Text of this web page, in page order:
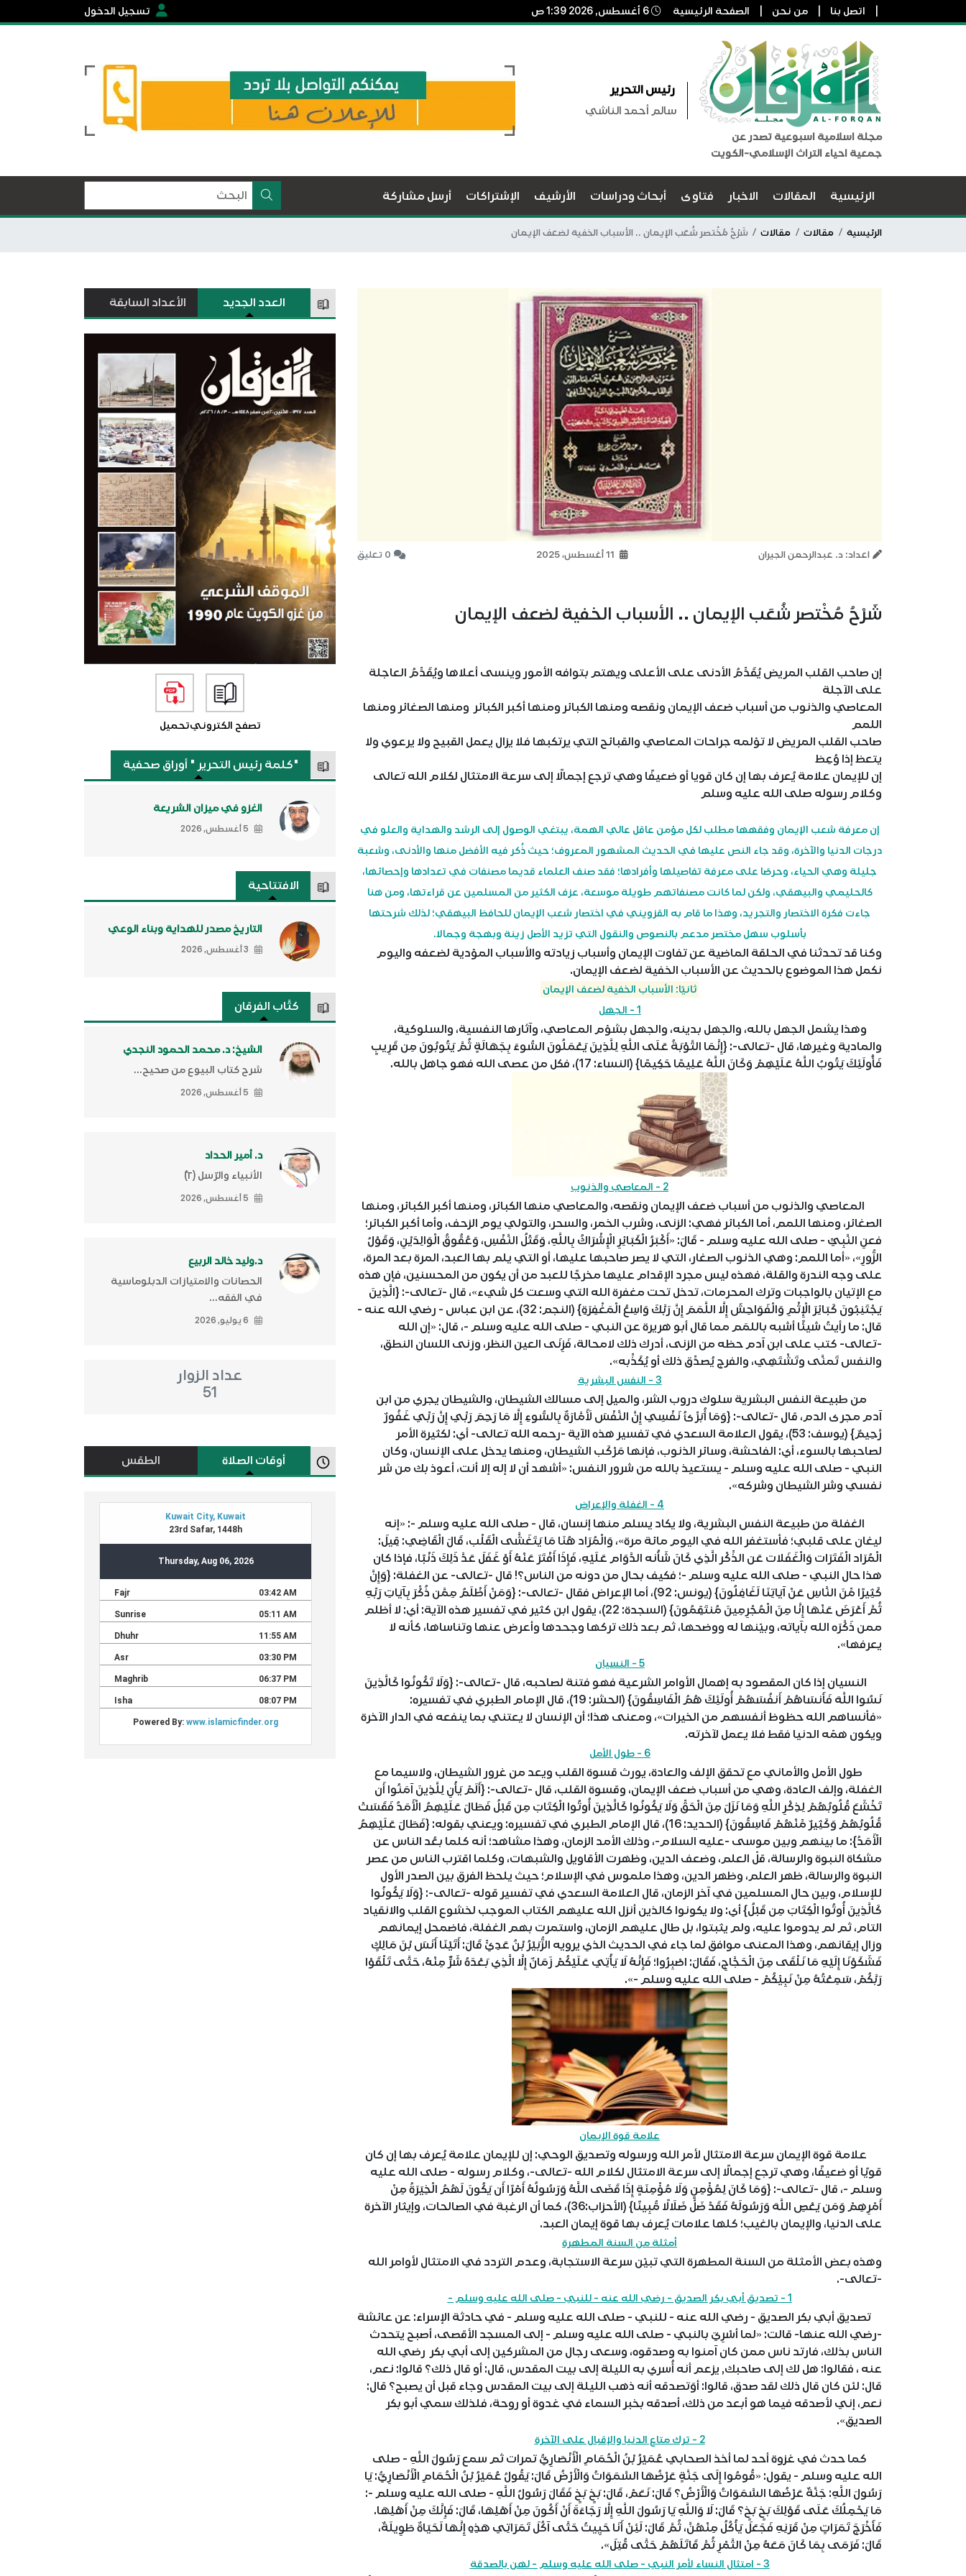
اتصل بنا من نحن الصفحة الرئيسية تسجيل الدخول
مجلة اسلامية اسبوعية تصدر عن
جمعية احياء التراث الإسلامي-الكويت
رئيس التحرير
سالم أحمد الناشي
الرئيسية المقالات الاخبار فتاوى أبحاث ودراسات الأرشيف الإشتراكات أرسل مشاركة
الرئيسية مقالات مقالات شَرْحُ مُخْتصر شُعَب الإيمان .. الأسباب الخفية لضعف الإيمان
اعداد: د. عبدالرحمن الجيران 0 تعليق
شَرْحُ مُخْتصر شُعَب الإيمان .. الأسباب الخفية لضعف الإيمان
إن صاحب القلب المريض يُقَدِّمُ الأدنى على الأعلى ويهتم بتوافه الأمور وينسى أعلاها ويُقَدِّمُ العاجلة
على الآجلة
المعاصي والذنوب من أسباب ضعف الإيمان ونقصه ومنها الكبائر ومنها أكبر الكبائر ومنها الصغائر ومنها
اللمم
صاحب القلب المريض لا تؤلمه جراحات المعاصي والقبائح التي يرتكبها فلا يزال يعمل القبيح ولا يرعوي ولا
يتعظ إذا وُعِظ
إن للإيمان علامة يُعرف بها إن كان قويا أو ضعيفًا وهي ترجع إجمالًا إلى سرعة الامتثال لكلام الله تعالى
وكلام رسوله صلى الله عليه وسلم
إن معرفة شعب الإيمان وفقهها مطلب لكل مؤمن عاقل عالي الهمة، يبتغي الوصول إلى الرشد والهداية والعلو في
درجات الدنيا والآخرة، وقد جاء النص عليها في الحديث المشهور المعروف؛ حيث ذُكر فيه الأفضل منها والأدنى، وشعبة
جليلة وهي الحياء، وحرصًا على معرفة تفاصيلها وأفرادها؛ فقد صنف العلماء قديما مصنفات في تعدادها وإحصائها،
كالحليمي والبيهقي، ولكن لما كانت مصنفاتهم طويلة موسعة، عزف الكثير من المسلمين عن قراءتها، ومن هنا
جاءت فكرة الاختصار والتجريد، وهذا ما قام به القزويني في اختصار شعب الإيمان للحافظ البيهقي؛ لذلك شرحتها
بأسلوب سهل مختصر مدعم بالنصوص والنقول التي تزيد الأصل زينة وبهجة وجمالا.
وكنا قد تحدثنا في الحلقة الماضية عن تفاوت الإيمان وأسباب زيادته والأسباب المؤدية لضعفه واليوم
نكمل هذا الموضوع بالحديث عن الأسباب الخفية لضعف الإيمان.
ثانيًا: الأسباب الخفية لضعف الإيمان
1 - الجهل
وهذا يشمل الجهل بالله، والجهل بدينه، والجهل بشؤم المعاصي، وآثارها النفسية، والسلوكية،
والمادية وغيرها، قال -تعالى-: {إِنَّمَا التَّوْبَةُ عَلَى اللَّهِ لِلَّذِينَ يَعْمَلُونَ السُّوءَ بِجَهَالَةٍ ثُمَّ يَتُوبُونَ مِن قَرِيبٍ
فَأُولَئِكَ يَتُوبُ اللَّهُ عَلَيْهِمْ وَكَانَ اللَّهُ عَلِيمًا حَكِيمًا} (النساء: 17)، فكل من عصى الله فهو جاهل بالله.
2 - المعاصي والذنوب
المعاصي والذنوب من أسباب ضعف الإيمان ونقصه، والمعاصي منها الكبائر، ومنها أكبر الكبائر، ومنها
الصغائر، ومنها اللمم، أما الكبائر فهي: الزنى، وشرب الخمر، والسحر، والتولي يوم الزحف، وأما أكبر الكبائر؛
فعنِ النَّبِيِّ - صلى الله عليه وسلم - قَالَ: «أَكْبَرُ الْكَبَائِرِ الْإِشْرَاكُ بِاللَّهِ، وَقَتْلُ النَّفْسِ، وَعُقُوقُ الْوَالِدَيْنِ، وَقَوْلُ
الزُّورِ»، «أما اللمم: وهي الذنوب الصغار، التي لا يصر صاحبها عليها، أو التي يلم بها العبد، المرة بعد المرة،
على وجه الندرة والقلة، فهذه ليس مجرد الإقدام عليها مخرجًا للعبد من أن يكون من المحسنين، فإن هذه
مع الإتيان بالواجبات وترك المحرمات، تدخل تحت مغفرة الله التي وسعت كل شيء»، قال -تعالى-: {الَّذِينَ
يَجْتَنِبُونَ كَبَائِرَ الْإِثْمِ وَالْفَوَاحِشَ إِلَّا اللَّمَمَ إِنَّ رَبَّكَ وَاسِعُ الْمَغْفِرَةِ} (النجم: 32)، عن ابن عباس - رضي الله عنه -
قال: ما رأيتُ شيئًا أشبه باللمَم مما قال أبو هريرة عن النبي - صلى الله عليه وسلم -، قال: «إن الله
-تعالى- كتب على ابن آدم حظه من الزنى، أدرك ذلك لامحالة، فَزِنَى العين النظر، وزنى اللسان النطق،
والنفس تَمنَّى وتَشْتَهِي، والفرج يُصدِّق ذلك أو يُكَذِّبه».
3 - النفس البشرية
من طبيعة النفس البشرية سلوك دروب الشر، والميل إلى مسالك الشيطان، والشيطان يجري من ابن
آدم مجرى الدم، قال -تعالى-: {وَمَا أُبَرِّئُ نَفْسِي إِنَّ النَّفْسَ لَأَمَّارَةٌ بِالسُّوءِ إِلَّا مَا رَحِمَ رَبِّي إِنَّ رَبِّي غَفُورٌ
رَّحِيمٌ} (يوسف: 53)، يقول العلامة السعدي في تفسير هذه الآية -رحمه الله تعالى- أي: لكثيرة الأمر
لصاحبها بالسوء، أي: الفاحشة، وسائر الذنوب، فإنها مَرْكَب الشيطان، ومنها يدخل على الإنسان، وكان
النبي - صلى الله عليه وسلم - يستعيذ بالله من شرور النفس: «أشهد أن لا إله إلا أنت، أعوذ بك من شر
نفسي وشر الشيطان وشركه».
4 - الغفلة والإعراض
الغفلة من طبيعة النفس البشرية، ولا يكاد يسلم منها إنسان، قال - صلى الله عليه وسلم -: «إنه
ليغان على قلبي؛ فأستغفر الله في اليوم مائة مرة»، وَالْمُرَاد هُنَا مَا يَتَغَشَّى الْقَلْب، قَالَ الْقَاضِي: قِيلَ:
الْمُرَاد الْفَتَرَات وَالْغَفَلات عَن الذِّكْر الَّذِي كَانَ شَأْنه الدَّوَام عَلَيْهِ، فَإِذَا أَفْتَرَ عَنْهُ أَوْ غَفَلَ عَدَّ ذَلِكَ ذَنْبًا، فإذا كان
هذا حال النبي - صلى الله عليه وسلم -؛ فكيف بحال من دونه من الناس؟! قال -تعالى- عن الغفلة: {وَإِنَّ
كَثِيرًا مِّنَ النَّاسِ عَنْ آيَاتِنَا لَغَافِلُونَ} (يونس: 92)، أما الإعراض فقال -تعالى-: {وَمَنْ أَظْلَمُ مِمَّن ذُكِّرَ بِآيَاتِ رَبِّهِ
ثُمَّ أَعْرَضَ عَنْهَا إِنَّا مِنَ الْمُجْرِمِينَ مُنتَقِمُونَ} (السجدة: 22)، يقول ابن كثير في تفسير هذه الآية: أي: لا أظلم
ممن ذَكَّرَه الله بآياته، وبيّنها له ووضحها، ثم بعد ذلك تركها وجحدها وأعرض عنها وتناساها، كأنه لا
يعرفها».
5 - النسيان
النسيان إذا كان المقصود به إهمال الأوامر الشرعية فهو فتنة لصاحبه، قال -تعالى-: {وَلَا تَكُونُوا كَالَّذِينَ
نَسُوا اللَّهَ فَأَنسَاهُمْ أَنفُسَهُمْ أُولَئِكَ هُمُ الْفَاسِقُونَ} (الحشر: 19)، قال الإمام الطبري في تفسيره:
«فأنساهم الله حظوظ أنفسهم من الخيرات»، ومعنى هذا؛ أن الإنسان لا يعتني بما ينفعه في الدار الآخرة
ويكون همّه الدنيا فقط فلا يعمل لآخرته.
6 - طول الأمل
طول الأمل والأماني مع تحقق الإلف والعادة، يورث قسوة القلب ويعد من غرور الشيطان، ولاسيما مع
الغفلة، وإلف العادة، وهي من أسباب ضعف الإيمان، وقسوة القلب، قال -تعالى-: {أَلَمْ يَأْنِ لِلَّذِينَ آمَنُوا أَن
تَخْشَعَ قُلُوبُهُمْ لِذِكْرِ اللَّهِ وَمَا نَزَلَ مِنَ الْحَقِّ وَلَا يَكُونُوا كَالَّذِينَ أُوتُوا الْكِتَابَ مِن قَبْلُ فَطَالَ عَلَيْهِمُ الْأَمَدُ فَقَسَتْ
قُلُوبُهُمْ وَكَثِيرٌ مِّنْهُمْ فَاسِقُونَ} (الحديد: 16)، قال الإمام الطبري في تفسيره: ويعني بقوله: {فَطَالَ عَلَيْهِمُ
الْأَمَدُ}: ما بينهم وبين موسى -عليه السلام-، وذلك الأمد الزمان، وهذا مشاهد؛ أنه كلما بعُد الناس عن
مشكاة النبوة والرسالة، قلّ العلم، وضعف الدين، وظهرت الأقاويل والشبهات، وكلما اقترب الناس من عصر
النبوة والرسالة، ظهر العلم، وظهر الدين، وهذا ملموس في الإسلام؛ حيث يلحظ الفرق بين الصدر الأول
للإسلام، وبين حال المسلمين في آخر الزمان، قال العلامة السعدي في تفسير قوله -تعالى-: {وَلَا يَكُونُوا
كَالَّذِينَ أُوتُوا الْكِتَابَ مِن قَبْلُ} أي: ولا يكونوا كالذين أنزل الله عليهم الكتاب الموجب لخشوع القلب والانقياد
التام، ثم لم يدوموا عليه، ولم يثبتوا، بل طال عليهم الزمان، واستمرت بهم الغفلة، فاضمحل إيمانهم
وزال إيقانهم، وهذا المعنى موافق لما جاء في الحديث الذي يرويه الزُّبَيْرُ بْنُ عَدِيٍّ قَالَ: أَتَيْنَا أَنَسَ بْنَ مَالِكٍ
فَشَكَوْنَا إِلَيْهِ مَا نَلْقَى مِنَ الْحَجَّاجِ، فَقَالَ: اصْبِرُوا؛ فَإِنَّهُ لَا يَأْتِي عَلَيْكُمْ زَمَانٌ إِلَّا الَّذِي بَعْدَهُ شَرٌّ مِنْهُ، حَتَّى تَلْقَوْا
رَبَّكُمْ، سَمِعْتُهُ مِنْ نَبِيِّكُمْ - صلى الله عليه وسلم -».
علامة قوة الإيمان
علامة قوة الإيمان سرعة الامتثال لأمر الله ورسوله وتصديق الوحي: إن للإيمان علامة يُعرف بها إن كان
قويًا أو ضعيفًا، وهي ترجع إجمالًا إلى سرعة الامتثال لكلام الله -تعالى-، وكلام رسوله - صلى الله عليه
وسلم -، قال -تعالى-: {وَمَا كَانَ لِمُؤْمِنٍ وَلَا مُؤْمِنَةٍ إِذَا قَضَى اللَّهُ وَرَسُولُهُ أَمْرًا أَن يَكُونَ لَهُمُ الْخِيَرَةُ مِنْ
أَمْرِهِمْ وَمَن يَعْصِ اللَّهَ وَرَسُولَهُ فَقَدْ ضَلَّ ضَلَالًا مُّبِينًا} (الأحزاب:36)، كما أن الرغبة في الصالحات، وإيثار الآخرة
على الدنيا، والإيمان بالغيب؛ كلها علامات يُعرف بها قوة إيمان العبد.
أمثلة من السنة المطهرة
وهذه بعض الأمثلة من السنة المطهرة التي تبيّن سرعة الاستجابة، وعدم التردد في الامتثال لأوامر الله
-تعالى-.
1 - تصديق أبي بكر الصديق - رضي الله عنه - للنبي - صلى الله عليه وسلم -
تصديق أبي بكر الصديق - رضي الله عنه - للنبي - صلى الله عليه وسلم - في حادثة الإسراء: عن عائشة
-رضي الله عنها- قالت: «لما أسْرِيَ بالنبي - صلى الله عليه وسلم - إلى المسجد الأقصى، أصبح يتحدث
الناس بذلك، فارتد ناس ممن كان آمنوا به وصدقوه، وسعى رجال من المشركين إلى أبي بكر رضي الله
عنه ، فقالوا: هل لك إلى صاحبك, يزعم أنه أُسري به الليلة إلى بيت المقدس، قال: أو قال ذلك؟ قالوا: نعم،
قال: لئن كان قال ذلك لقد صدق، قالوا: أوَتصدقه أنه ذهب الليلة إلى بيت المقدس وجاء قبل أن يصبح؟ قال:
نعم، إني لأصدقه فيما هو أبعد من ذلك، أصدقه بخبر السماء في غدوة أو روحة، فلذلك سمي أبو بكر
الصديق».
2 - ترك متاع الدنيا والإقبال على الآخرة
كما حدث في غزوة أحد لما أخذ الصحابي عُمَيْرُ بْنُ الْحُمَامِ الْأَنْصَارِيُّ تمرات ثم سمع رَسُولَ اللَّهِ - صلى
الله عليه وسلم - يقول: «قُومُوا إِلَى جَنَّةٍ عَرْضُهَا السَّمَوَاتُ وَالْأَرْضُ قَالَ: يَقُولُ عُمَيْرُ بْنُ الْحُمَامِ الْأَنْصَارِيُّ: يَا
رَسُولَ اللَّهِ: جَنَّةٌ عَرْضُهَا السَّمَوَاتُ وَالْأَرْضُ؟ قَالَ: نَعَمْ، قَالَ: بَخٍ بَخٍ فَقَالَ رَسُولُ اللَّهِ - صلى الله عليه وسلم -:
مَا يَحْمِلُكَ عَلَى قَوْلِكَ بَخٍ بَخٍ؟ قَالَ: لَا وَاللَّهِ يَا رَسُولَ اللَّهِ إِلَّا رَجَاءَةَ أَنْ أَكُونَ مِنْ أَهْلِهَا، قَالَ: فَإِنَّكَ مِنْ أَهْلِهَا.
فَأَخْرَجَ تَمَرَاتٍ مِنْ قَرَنِهِ فَجَعَلَ يَأْكُلُ مِنْهُنَّ، ثُمَّ قَالَ: لَئِنْ أَنَا حَيِيتُ حَتَّى آكُلَ تَمَرَاتِي هَذِهِ إِنَّهَا لَحَيَاةٌ طَوِيلَةٌ،
قَالَ: فَرَمَى بِمَا كَانَ مَعَهُ مِنْ التَّمْرِ ثُمَّ قَاتَلَهُمْ حَتَّى قُتِلَ».
3 - امتثال النساء لأمر النبي - صلى الله عليه وسلم - لهن بالصدقة
العدد الجديد الأعداد السابقة
تصفح الكترونيتحميل
"كلمة رئيس التحرير " أوراق صحفية
الغزو في ميزان الشريعة
5 أغسطس, 2026
الافتتاحية
التاريخ مصدر للهداية وبناء الوعي
3 أغسطس, 2026
كتَّاب الفرقان
الشيخ: د. محمد الحمود النجدي
شرح كتاب البيوع من صحيح...
5 أغسطس, 2026
د. أمير الحداد
الأنبياء والرّسل (٢)ّ
5 أغسطس, 2026
د.وليد خالد الربيع
الحصانات والامتيازات الدبلوماسية
في الفقه...
6 يوليو, 2026
عداد الزوار
51
أوقات الصلاة الطقس